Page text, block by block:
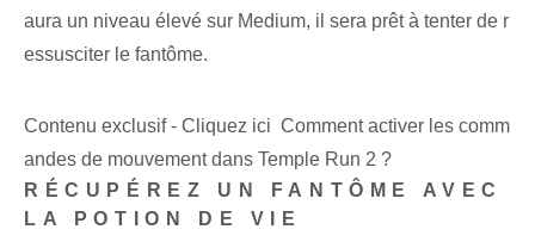
aura un niveau élevé sur Medium, il sera prêt à tenter de r
essusciter le fantôme.
Contenu exclusif - Cliquez ici Comment activer les comm
andes de mouvement dans Temple Run 2 ?
RÉCUPÉREZ UN FANTÔME AVEC
LA POTION DE VIE